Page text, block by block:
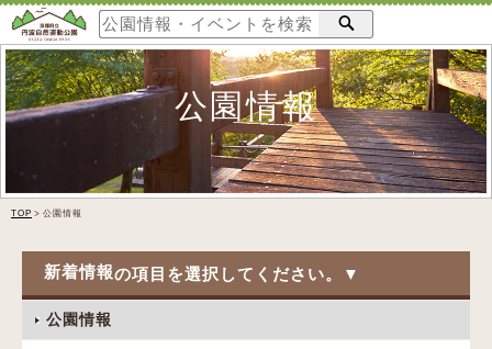
公園情報
TOP > 公園情報
新着情報
公園情報